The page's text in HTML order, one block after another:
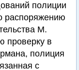
полиции
распоряжению
М.
проверку в
полиция
с